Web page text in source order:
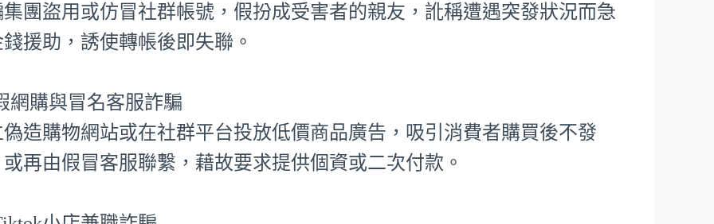
團盜用或仿冒社群帳號，假扮成受害者的親友，訛稱遭遇突發狀況而急
援助，誘使轉帳後即失聯。
網購與冒名客服詐騙
造購物網站或在社群平台投放低價商品廣告，吸引消費者購買後不發
再由假冒客服聯繫，藉故要求提供個資或二次付款。